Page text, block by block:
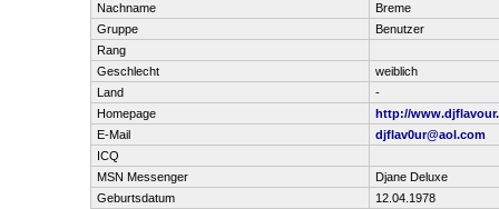
Nachname
Breme
Gruppe
Benutzer
Rang
Geschlecht
weiblich
Land
-
Homepage
http://
E-Mail
djflav0ur@aol.com
ICQ
MSN Messenger
Djane Deluxe
Geburtsdatum
12.04.1978